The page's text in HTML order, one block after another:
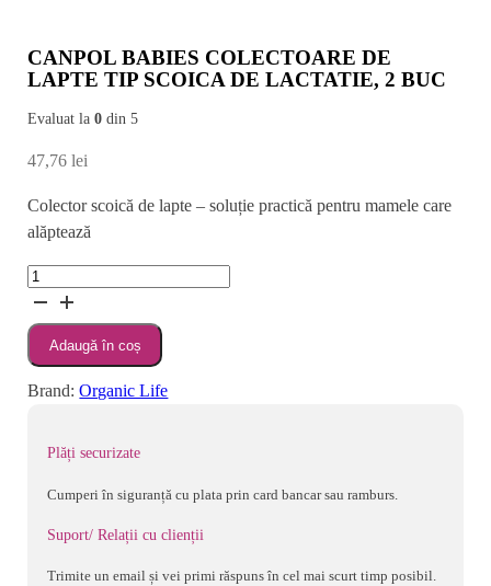
CANPOL BABIES COLECTOARE DE
LAPTE TIP SCOICA DE LACTATIE, 2 BUC
Evaluat la0 din 5
47,76lei
Colector scoică de lapte – soluție practică pentru mamele care
alăptează
Cantitate
CANPOL
BABIES
COLECTOARE
DE
SCOICA
DE
Adaugă în coș
Brand:Organic Life
Plăți securizate
Cumperi în siguranță cu plata prin card bancar sau ramburs.
Suport/ Relații cu clienții
Trimite un email și vei primi răspuns în cel mai scurt timp posibil.